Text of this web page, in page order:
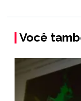
Você